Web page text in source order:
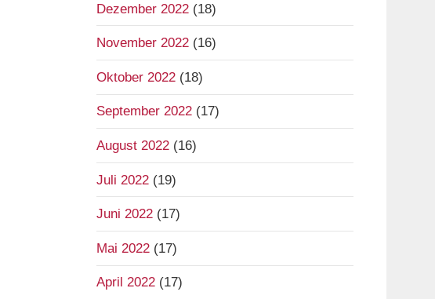
Dezember 2022(18)
November 2022(16)
Oktober 2022(18)
September 2022(17)
August 2022(16)
Juli 2022(19)
Juni 2022(17)
Mai 2022(17)
April 2022(17)